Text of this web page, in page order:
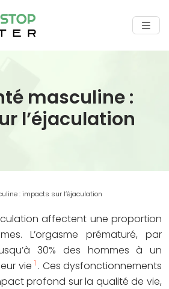
masculine :
l’éjaculation
: impacts sur l’éjaculation
affectent une proportion
L’orgasme prématuré, par
30% des hommes à un
vie 1 . Ces dysfonctionnements
profond sur la qualité de vie,